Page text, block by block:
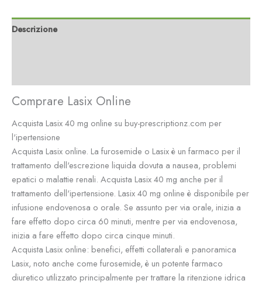
Descrizione
Comprare Lasix Online
Acquista Lasix 40 mg online su buy-prescriptionz.com per
l'ipertensione
Acquista Lasix online. La furosemide o Lasix è un farmaco per il
trattamento dell'escrezione liquida dovuta a nausea, problemi
epatici o malattie renali. Acquista Lasix 40 mg anche per il
trattamento dell'ipertensione. Lasix 40 mg online è disponibile per
infusione endovenosa o orale. Se assunto per via orale, inizia a
fare effetto dopo circa 60 minuti, mentre per via endovenosa,
inizia a fare effetto dopo circa cinque minuti.
Acquista Lasix online: benefici, effetti collaterali e panoramica
Lasix, noto anche come furosemide, è un potente farmaco
diuretico utilizzato principalmente per trattare la ritenzione idrica